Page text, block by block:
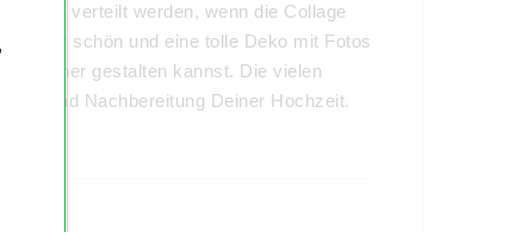
verteilt werden, wenn die Collage
sehr schön und eine tolle Deko mit Fotos
Designer gestalten kannst. Die vielen
und Nachbereitung Deiner Hochzeit.